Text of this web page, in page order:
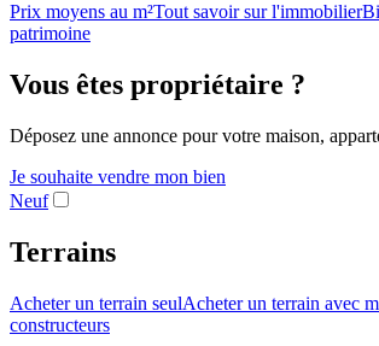
Prix moyens au m²Tout savoir sur l'immobilier
patrimoine
Vous êtes propriétaire ?
Déposez une annonce pour votre maison,
Je souhaite vendre mon bien
Neuf
Terrains
Acheter un terrain seulAcheter un terrain avec
constructeurs